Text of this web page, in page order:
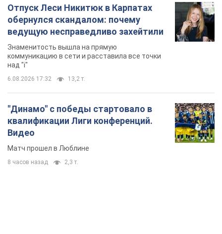
Отпуск Леси Никитюк в Карпатах
обернулся скандалом: почему
ведущую несправедливо захейтили
Знаменитость вышла на прямую
коммуникацию в сети и расставила все точки
над "i"
6.08.2026 17:32 13,2 т.
"Динамо" с победы стартовало в
квалификации Лиги конференций.
Видео
Матч прошел в Люблине
8 часов назад 2,3 т.